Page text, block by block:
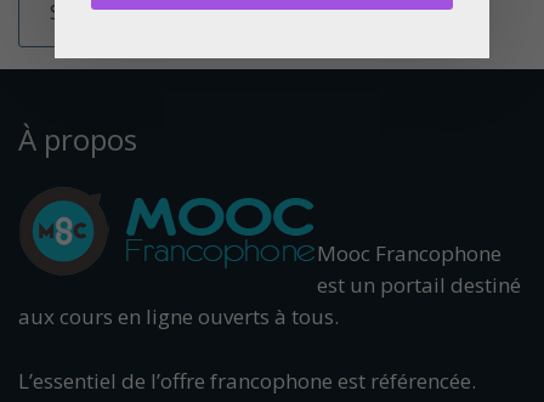
À propos
Mooc Francophone
est un portail destiné
aux cours en ligne ouverts à tous.
L’essentiel de l’offre francophone est référencée.